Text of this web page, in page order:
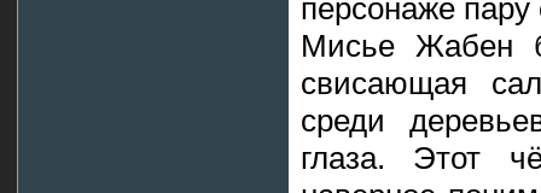
персонаже пару
Мисье Жабен
свисающая
среди
глаза. Этот